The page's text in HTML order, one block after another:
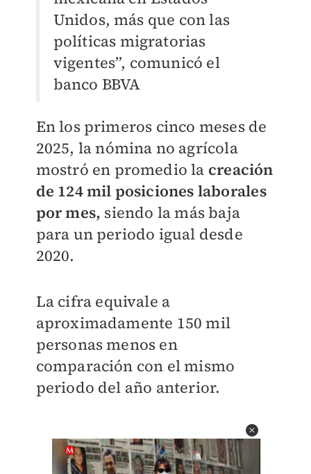
Unidos, más que con las
políticas migratorias
vigentes”, comunicó el
banco BBVA
En los primeros cinco meses de
2025, la nómina no agrícola
mostró en promedio la creación
de 124 mil posiciones laborales
por mes, siendo la más baja
para un periodo igual desde
2020.
La cifra equivale a
aproximadamente 150 mil
personas menos en
comparación con el mismo
periodo del año anterior.